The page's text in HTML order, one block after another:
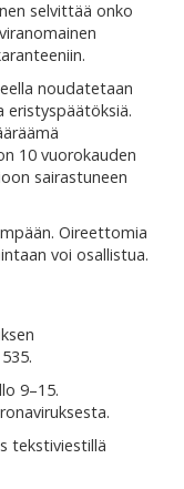
selvittää onko
noudatetaan
eristyspäätöksiä.
10 vuorokauden
sairastuneen
Oireettomia
voi osallistua.
9–15.
tekstiviestillä